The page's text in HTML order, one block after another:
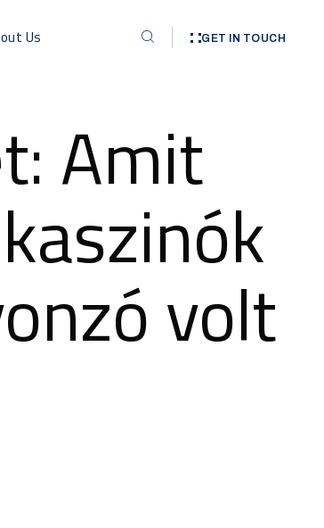
Us GET IN TOUCH
Amit
volt